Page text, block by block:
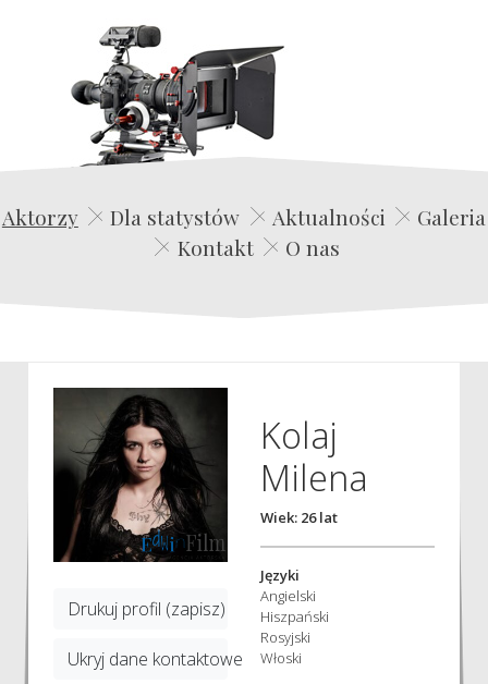
Edwin Film Agencja Aktorska
Aktorzy Dla statystów Aktualności
Galeria
Kontakt
O nas
Drukuj profil (zapisz)
Ukryj dane kontaktowe
Kolaj
Milena
Wiek: 26 lat
Języki
Angielski
Hiszpański
Rosyjski
Włoski